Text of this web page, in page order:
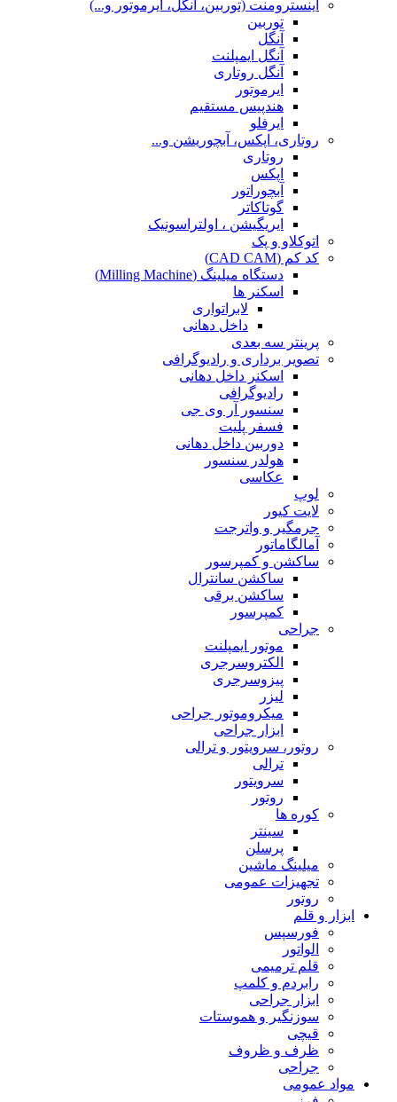
اینسترومنت (توربین، آنگل، ایرموتور و...)
توربین
آنگل
آنگل ایمپلنت
آنگل روتاری
ایرموتور
هندپیس مستقیم
ایرفلو
روتاری، اپکس، آبچوریشن و...
روتاری
اپکس
آبچوراتور
گوتاکاتر
ایریگیشن ، اولتراسونیک
اتوکلاو و پک
کد کم (CAD CAM)
دستگاه میلینگ (Milling Machine)
اسکنر ها
لابراتواری
داخل دهانی
پرینتر سه بعدی
تصویر برداری و رادیوگرافی
اسکنر داخل دهانی
رادیوگرافی
سنسور آر وی جی
فسفر پلیت
دوربین داخل دهانی
هولدر سنسور
عکاسی
لوپ
لایت کیور
جرمگیر و واترجت
آمالگاماتور
ساکشن و کمپرسور
ساکشن سانترال
ساکشن برقی
کمپرسور
جراحی
موتور ایمپلنت
الکتروسرجری
پیزوسرجری
لیزر
میکروموتور جراحی
ابزار جراحی
روتور، سرویتور و ترالی
ترالی
سرویتور
روتور
کوره ها
سینتر
پرسلن
میلینگ ماشین
تجهیزات عمومی
روتور
ابزار و قلم
فورسپس
الواتور
قلم ترمیمی
رابردم و کلمپ
ابزار جراحی
سوزنگیر و هموستات
قیچی
ظرف و ظروف
جراحی
مواد عمومی